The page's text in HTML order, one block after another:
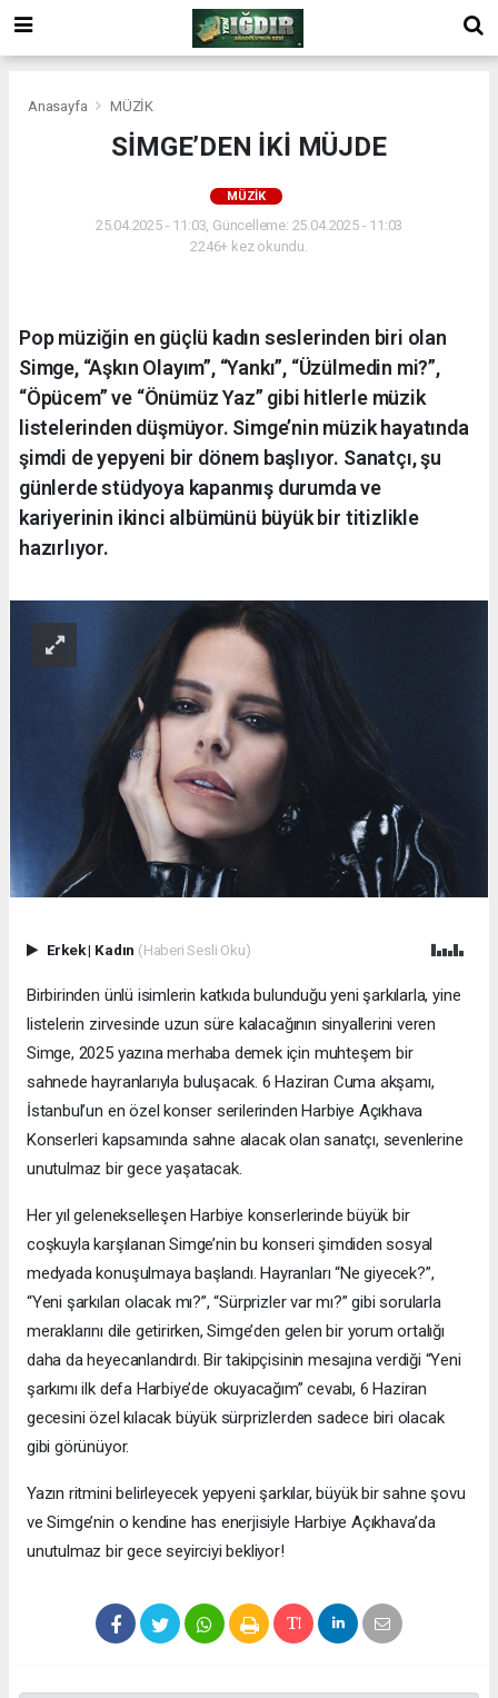
Anasayfa MÜZİK
SİMGE’DEN İKİ MÜJDE
MÜZİK
25.04.2025 - 11:03, Güncelleme: 25.04.2025 - 11:03
2246+ kez okundu.
Pop müziğin en güçlü kadın seslerinden biri olan
Simge, “Aşkın Olayım”, “Yankı”, “Üzülmedin mi?”,
“Öpücem” ve “Önümüz Yaz” gibi hitlerle müzik
listelerinden düşmüyor. Simge’nin müzik hayatında
şimdi de yepyeni bir dönem başlıyor. Sanatçı, şu
günlerde stüdyoya kapanmış durumda ve
kariyerinin ikinci albümünü büyük bir titizlikle
hazırlıyor.
Erkek| Kadın (Haberi Sesli Oku)
Birbirinden ünlü isimlerin katkıda bulunduğu yeni şarkılarla, yine
listelerin zirvesinde uzun süre kalacağının sinyallerini veren
Simge, 2025 yazına merhaba demek için muhteşem bir
sahnede hayranlarıyla buluşacak. 6 Haziran Cuma akşamı,
İstanbul’un en özel konser serilerinden Harbiye Açıkhava
Konserleri kapsamında sahne alacak olan sanatçı, sevenlerine
unutulmaz bir gece yaşatacak.
Her yıl gelenekselleşen Harbiye konserlerinde büyük bir
coşkuyla karşılanan Simge’nin bu konseri şimdiden sosyal
medyada konuşulmaya başlandı. Hayranları “Ne giyecek?”,
“Yeni şarkıları olacak mı?”, “Sürprizler var mı?” gibi sorularla
meraklarını dile getirirken, Simge’den gelen bir yorum ortalığı
daha da heyecanlandırdı. Bir takipçisinin mesajına verdiği “Yeni
şarkımı ilk defa Harbiye’de okuyacağım” cevabı, 6 Haziran
gecesini özel kılacak büyük sürprizlerden sadece biri olacak
gibi görünüyor.
Yazın ritmini belirleyecek yepyeni şarkılar, büyük bir sahne şovu
ve Simge’nin o kendine has enerjisiyle Harbiye Açıkhava’da
unutulmaz bir gece seyirciyi bekliyor!